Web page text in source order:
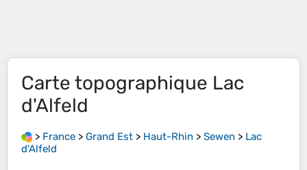
Carte topographique Lac
d'Alfeld
> France > Grand Est > Haut-Rhin > Sewen > Lac
d'Alfeld